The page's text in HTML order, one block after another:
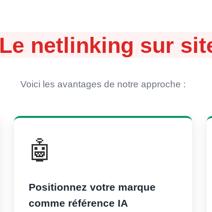
Le netlinking sur
Voici les avantages de notre approche :
🤖
Positionnez votre marque
comme référence IA